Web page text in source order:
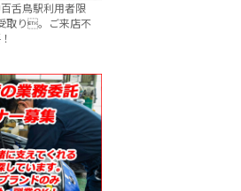
舌鳥駅利用者限
取り。ご来店不